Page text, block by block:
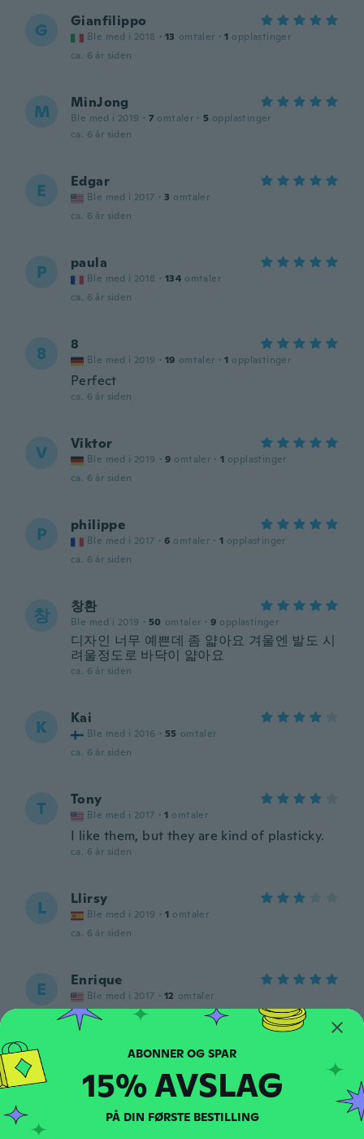
G Gianfilippo
Ble med i 2018 · 13 omtaler · 1 opplastinger
ca. 6 år siden
M MinJong
Ble med i 2019 · 7 omtaler · 5 opplastinger
ca. 6 år siden
E Edgar
Ble med i 2017 · 3 omtaler
ca. 6 år siden
P paula
Ble med i 2018 · 134 omtaler
ca. 6 år siden
8 8
Ble med i 2019 · 19 omtaler · 1 opplastinger
Perfect
ca. 6 år siden
V Viktor
Ble med i 2019 · 9 omtaler · 1 opplastinger
ca. 6 år siden
P philippe
Ble med i 2017 · 6 omtaler · 1 opplastinger
ca. 6 år siden
창 창환
Ble med i 2019 · 50 omtaler · 9 opplastinger
디자인 너무 예쁜데 좀 얇아요 겨울엔 발도 시
려울정도로 바닥이 얇아요
ca. 6 år siden
K Kai
Ble med i 2016 · 55 omtaler
ca. 6 år siden
T Tony
Ble med i 2017 · 1 omtaler
I like them, but they are kind of plasticky.
ca. 6 år siden
L Llirsy
Ble med i 2019 · 1 omtaler
ca. 6 år siden
E Enrique
Ble med i 2017 · 12 omtaler
ca. 6 år siden
M Ble med i 2016 · 7 omtaler · 1
opplastinger
ca. 6 år siden
15% AVSLAG
PÅ DIN FØRSTE BESTILLING